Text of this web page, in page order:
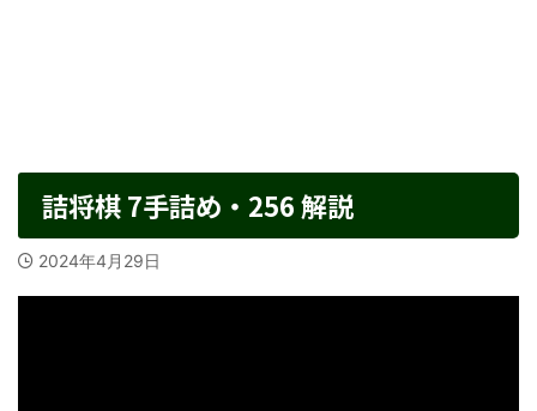
詰将棋 7手詰め・256 解説
2024年4月29日